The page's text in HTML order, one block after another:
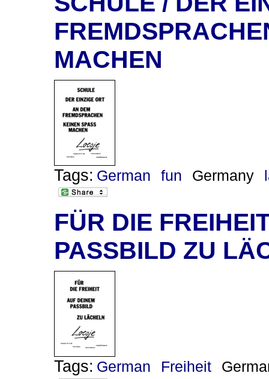
MACHEN
Tags: German fun Germany
FÜR DIE
PASSBILD ZU
Tags: German Freiheit